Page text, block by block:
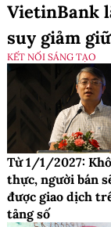
VietinBank
suy giảm
KẾT NỐI SÁNG TẠO
Từ 1/1/2027:
thực, người bán
được giao dịch
tảng số